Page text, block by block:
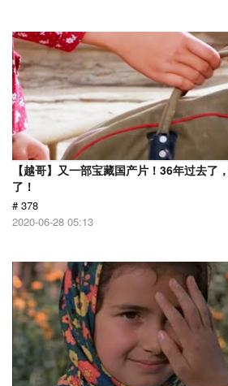
【越哥】又一部宝藏国产片！36年过去了
了！
# 378
2020-06-28 05:13